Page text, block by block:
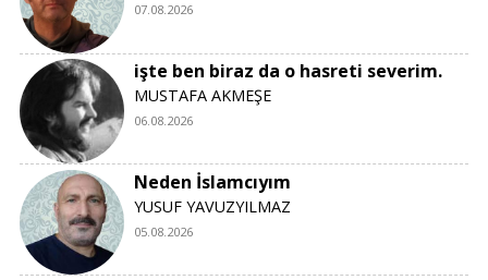
07.08.2026
işte ben biraz da o hasreti severim.
MUSTAFA AKMEŞE
06.08.2026
Neden İslamcıyım
YUSUF YAVUZYILMAZ
05.08.2026